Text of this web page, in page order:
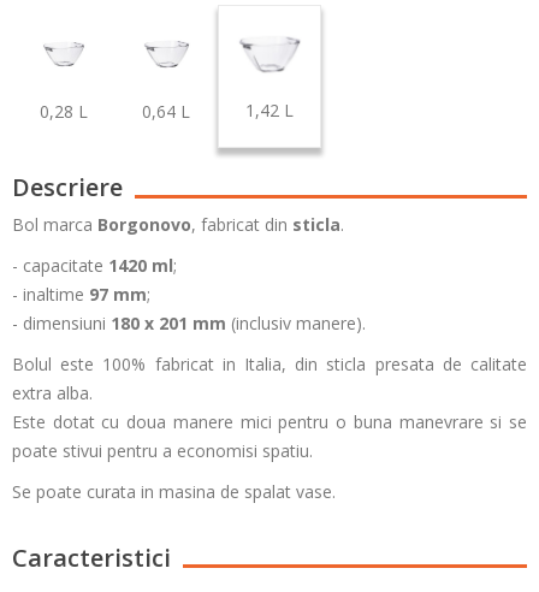
0,28 L 0,64 L 1,42 L
Descriere
Bol marca Borgonovo, fabricat din sticla.
- capacitate 1420 ml;
- inaltime 97 mm;
- dimensiuni 180 x 201 mm (inclusiv manere).
Bolul este 100% fabricat in Italia, din sticla presata de calitate
extra alba.
Este dotat cu doua manere mici pentru o buna manevrare si se
poate stivui pentru a economisi spatiu.
Se poate curata in masina de spalat vase.
Caracteristici